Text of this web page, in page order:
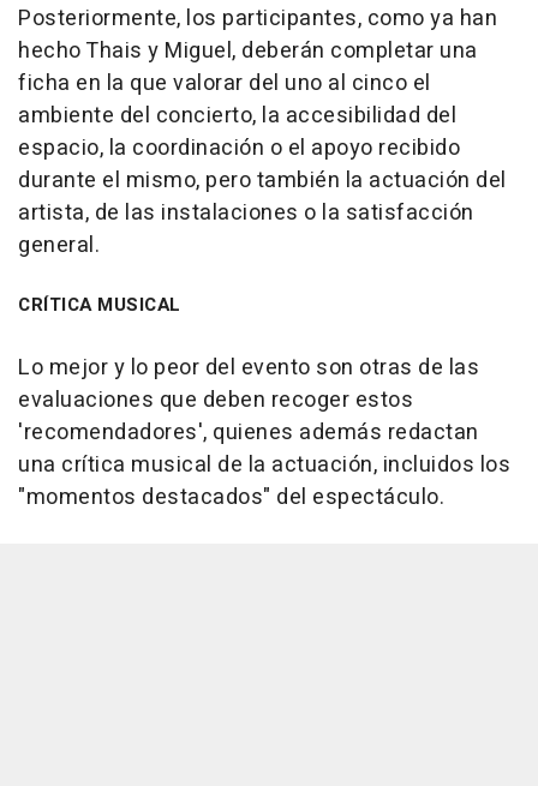
Posteriormente, los participantes, como ya han
hecho Thais y Miguel, deberán completar una
ficha en la que valorar del uno al cinco el
ambiente del concierto, la accesibilidad del
espacio, la coordinación o el apoyo recibido
durante el mismo, pero también la actuación del
artista, de las instalaciones o la satisfacción
general.
CRÍTICA MUSICAL
Lo mejor y lo peor del evento son otras de las
evaluaciones que deben recoger estos
'recomendadores', quienes además redactan
una crítica musical de la actuación, incluidos los
"momentos destacados" del espectáculo.